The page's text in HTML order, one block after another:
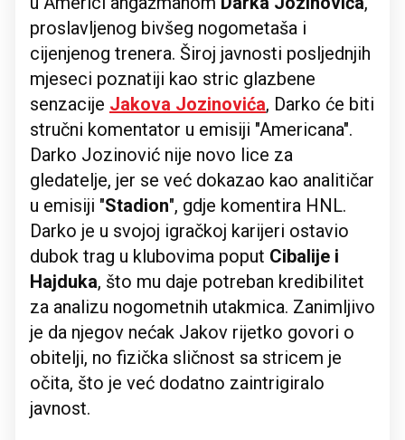
proslavljenog bivšeg nogometaša i
cijenjenog trenera. Široj javnosti posljednjih
mjeseci poznatiji kao stric glazbene
senzacije Jakova Jozinovića, Darko će biti
stručni komentator u emisiji "Americana".
Darko Jozinović nije novo lice za
gledatelje, jer se već dokazao kao analitičar
u emisiji "Stadion", gdje komentira HNL.
Darko je u svojoj igračkoj karijeri ostavio
dubok trag u klubovima poput Cibalije i
Hajduka, što mu daje potreban kredibilitet
za analizu nogometnih utakmica. Zanimljivo
je da njegov nećak Jakov rijetko govori o
obitelji, no fizička sličnost sa stricem je
očita, što je već dodatno zaintrigiralo
javnost.